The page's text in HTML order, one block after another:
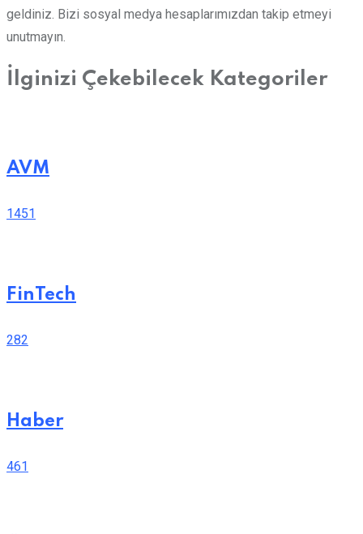
geldiniz. Bizi sosyal medya hesaplarımızdan takip etmeyi
unutmayın.
İlginizi Çekebilecek Kategoriler
AVM
1451
FinTech
282
Haber
461